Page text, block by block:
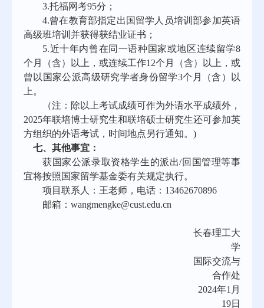
3.托福网考95分；
4.曾在教育部指定出国留学人员培训部参加英语
高级班培训并获得获结业证书；
5.近十年内曾在同一语种国家或地区连续留学8
个月（含）以上，或连续工作12个月（含）以上，或
曾以国家公派高级研究学者身份留学3个月（含）以
上。
（注：除以上考试成绩可作为外语水平成绩外，
2025年联培博士研究生和联培硕士研究生还可参加英
方组织的外语考试，时间地点另行通知。 )
七、其他事宜：
获国家公派录取资格学生的派出/回国管理等事
宜将按照国家留学基金委有关规定执行。
项目联系人：王老师，电话： 13462670896
邮箱： wangmengke@cust.edu.cn
长春理工大
学
国际交流与
合作处
2024年1 月
19日